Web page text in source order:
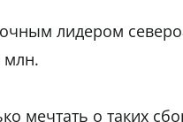
лидером
млн.
мечтать о таких